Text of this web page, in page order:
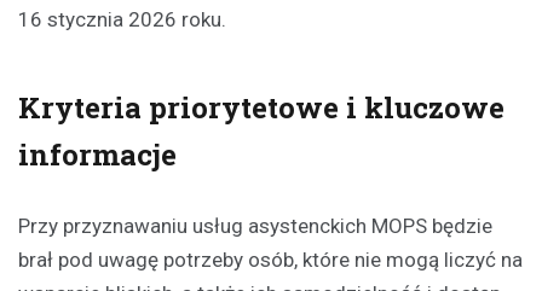
16 stycznia 2026 roku.
Kryteria priorytetowe i kluczowe
informacje
Przy przyznawaniu usług asystenckich MOPS będzie
brał pod uwagę potrzeby osób, które nie mogą liczyć na